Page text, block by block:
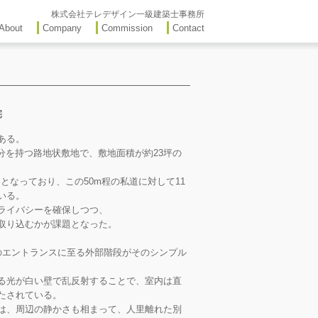
株式会社テレデザイン一級建築士事務所
Contact
Commission
Company
。
を持つ路地状敷地で、敷地面積が約23坪の
なっており、この50m程の私道に対して11
。
バシーを確保しつつ、
込むかが課題となった。
ントランスに至る外部階段がそのシンプル
光が白い壁で乱反射することで、室内は直
れている。
、周辺の静かさも相まって、人里離れた別